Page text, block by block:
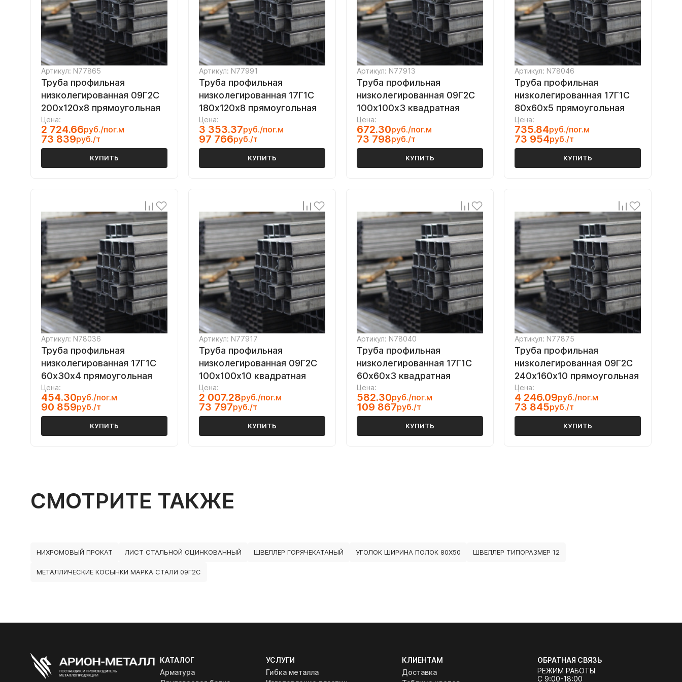
Артикул: N77865
Труба профильная
низколегированная 09Г2С
200х120х8 прямоугольная
Цена:
2 724.66руб./пог.м
73 839руб./т
КУПИТЬ
Артикул: N77991
Труба профильная
низколегированная 17Г1С
180х120х8 прямоугольная
Цена:
3 353.37руб./пог.м
97 766руб./т
КУПИТЬ
Артикул: N77913
Труба профильная
низколегированная 09Г2С
100х100х3 квадратная
Цена:
672.30руб./пог.м
73 798руб./т
КУПИТЬ
Артикул: N78046
Труба профильная
низколегированная 17Г1С
80х60х5 прямоугольная
Цена:
735.84руб./пог.м
73 954руб./т
КУПИТЬ
Артикул: N78036
Труба профильная
низколегированная 17Г1С
60х30х4 прямоугольная
Цена:
454.30руб./пог.м
90 859руб./т
КУПИТЬ
Артикул: N77917
Труба профильная
низколегированная 09Г2С
100х100х10 квадратная
Цена:
2 007.28руб./пог.м
73 797руб./т
КУПИТЬ
Артикул: N78040
Труба профильная
низколегированная 17Г1С
60х60х3 квадратная
Цена:
582.30руб./пог.м
109 867руб./т
КУПИТЬ
Артикул: N77875
Труба профильная
низколегированная 09Г2С
240х160х10 прямоугольная
Цена:
4 246.09руб./пог.м
73 845руб./т
КУПИТЬ
СМОТРИТЕ ТАКЖЕ
НИХРОМОВЫЙ ПРОКАТ ЛИСТ СТАЛЬНОЙ ОЦИНКОВАННЫЙ ШВЕЛЛЕР ГОРЯЧЕКАТАНЫЙ УГОЛОК ШИРИНА ПОЛОК 80Х50 ШВЕЛЛЕР ТИПОРАЗМЕР 12
МЕТАЛЛИЧЕСКИЕ КОСЫНКИ МАРКА СТАЛИ 09Г2С
КАТАЛОГ
Арматура
УСЛУГИ
Гибка металла
КЛИЕНТАМ
Доставка
ОБРАТНАЯ СВЯЗЬ
РЕЖИМ РАБОТЫ
С 9:00-18:00